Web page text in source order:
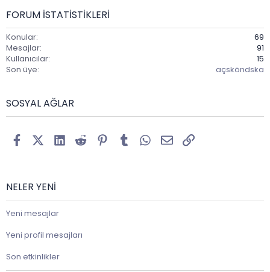
FORUM ISTATISTIKLERI
Konular
69
Mesajlar
91
Kullanıcılar
15
Son üye
açsköndska
SOSYAL AĞLAR
FacebookX (Twitter)
LinkedIn
Reddit Pinterest
Tumblr WhatsApp
E-posta
Link
NELER YENI
Yeni mesajlar
Yeni profil mesajları
Son etkinlikler